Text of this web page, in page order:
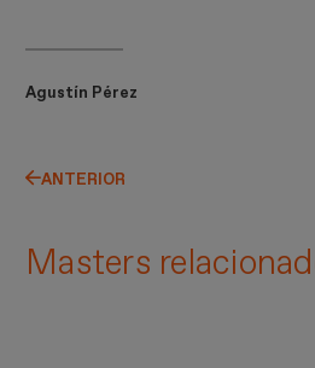
Agustín Pérez
ANTERIOR
Masters